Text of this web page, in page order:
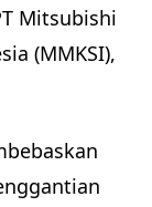
Mitsubishi
(MMKSI),